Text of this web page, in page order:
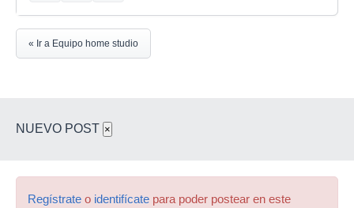
« Ir a Equipo home studio
NUEVO POST ×
Regístrate o identifícate para poder postear en este